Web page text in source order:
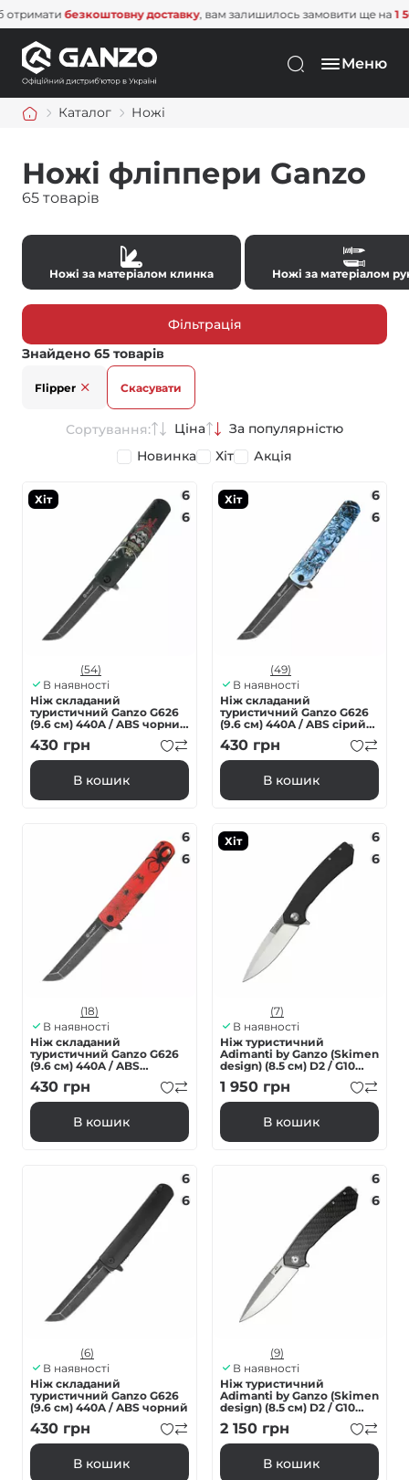
безкоштовну доставку, вам залишилось замовити ще на1 500 грн
Меню
Каталог Ножі
Ножі фліппери Ganzo
65 товарів
Ножі за матеріалом клинка Ножі за матеріалом
Фільтрація
Знайдено 65 товарів
Flipper Скасувати
Сортування: Ціна
За популярністю
Новинка
Хіт Акція
Хіт
6
6
(54)
В наявності
Ніж складаний
туристичний Ganzo G626
(9.6 см) 440A / ABS чорний
самурай
430 грн
В кошик
Хіт
6
6
(49)
В наявності
Ніж складаний
туристичний Ganzo G626
(9.6 см) 440A / ABS сірий
самурай
430 грн
В кошик
6
6
(18)
В наявності
Ніж складаний
туристичний Ganzo G626
(9.6 см) 440A / ABS
червоний
430 грн
В кошик
Хіт
6
6
(7)
В наявності
Нiж туристичний
Adimanti by Ganzo (Skimen
design) (8.5 см) D2 / G10
чорний
1 950 грн
В кошик
6
6
(6)
В наявності
Ніж складаний
туристичний Ganzo G626
(9.6 см) 440A / ABS чорний
430 грн
В кошик
6
6
(9)
В наявності
Нiж туристичний
Adimanti by Ganzo (Skimen
design) (8.5 см) D2 / G10
карбон
2 150 грн
В кошик